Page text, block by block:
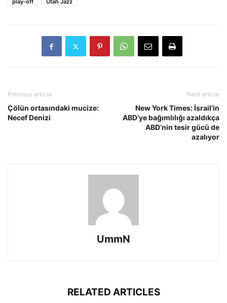
play-off
Utah Jazz
Previous article
Çölün ortasındaki mucize:
Necef Denizi
Next article
New York Times: İsrail’in
ABD’ye bağımlılığı azaldıkça
ABD’nin tesir gücü de
azalıyor
UmmN
RELATED ARTICLES